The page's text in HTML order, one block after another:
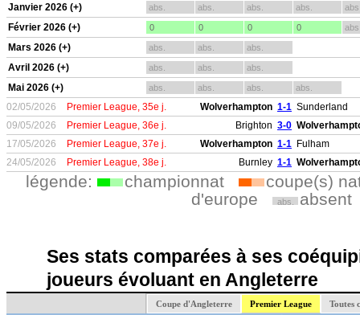
Janvier 2026 (+) abs. abs. abs. abs.
Février 2026 (+) 0 0 0 0
Mars 2026 (+) abs. abs. abs.
Avril 2026 (+) abs. abs. abs.
Mai 2026 (+) abs. abs. abs. abs.
02/05/2026 Premier League, 35e j. Wolverhampton 1-1 Sunderland
09/05/2026
Premier League, 36e j. Brighton 3-0
17/05/2026
Premier League, 37e j. Wolverhampton 1-1 Fulham
24/05/2026
Premier League, 38e j. Burnley 1-1
légende: championnat
coupe(s)
d'europe
abs. absent
Ses stats comparées à ses
joueurs évoluant en Angleterre
Coupe d'Angleterre Premier League Toutes